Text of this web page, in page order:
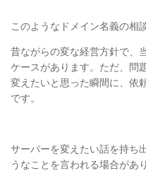
このようなドメイン名義の相
昔ながらの変な経営方針で、
ケースがあります。ただ、問
変えたいと思った瞬間に、依
です。
サーバーを変えたい話を持ち
うなことを言われる場合があ